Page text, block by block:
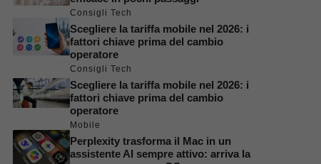
Consigli Tech
Scegliere la tariffa mobile nel 2026: i
fattori chiave prima del cambio
operatore
Consigli Tech
Scegliere la tariffa mobile nel 2026: i
fattori chiave prima del cambio
operatore
Mobile
Perplexity trasforma il Mac in un
assistente AI sempre attivo: arriva la